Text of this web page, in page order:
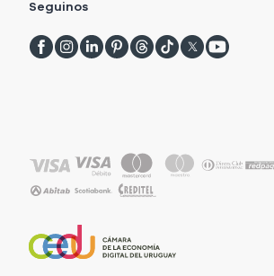
Seguinos